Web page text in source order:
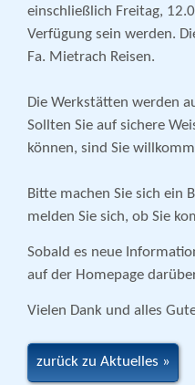
einschließlich Freitag,
Verfügung sein werden.
Fa. Mietrach Reisen.
Die Werkstätten werden
Sollten Sie auf sichere
können, sind Sie
Bitte machen Sie sich ein
melden Sie sich, ob Sie
Sobald es neue
auf der Homepage
Vielen Dank und alles
zurück zu Aktuelles